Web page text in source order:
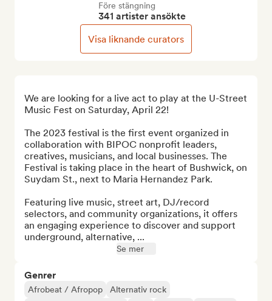
We are looking for a live act to play at the U-Street
Music Fest on Saturday, April 22!
The 2023 festival is the first event organized in
collaboration with BIPOC nonprofit leaders,
creatives, musicians, and local businesses. The
Festival is taking place in the heart of Bushwick, on
Suydam St., next to Maria Hernandez Park.
Featuring live music, street art, DJ/record
selectors, and community organizations, it offers
an engaging experience to discover and support
underground, alternative, ...
Se mer
Genrer
Afrobeat / Afropop
Alternativ rock
Före stängning
341 artister ansökte
Visa liknande curators